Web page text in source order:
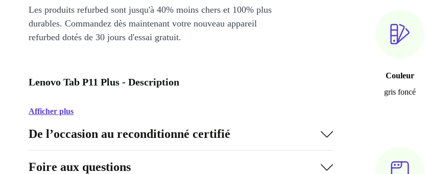
Couleur
gris foncé
Les produits refurbed sont jusqu'à 40% moins chers et 100% plus
durables. Commandez dès maintenant votre nouveau appareil
refurbed dotés de 30 jours d'essai gratuit.
Lenovo Tab P11 Plus - Description
Afficher plus
De l’occasion au reconditionné certifié
Foire aux questions